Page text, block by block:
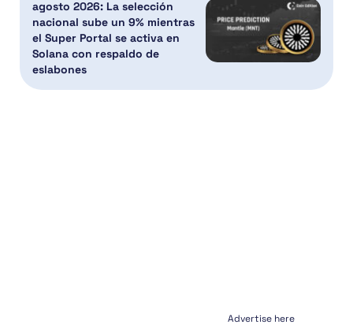
agosto 2026: La selección
nacional sube un 9% mientras
el Super Portal se activa en
Solana con respaldo de
eslabones
Advertise here